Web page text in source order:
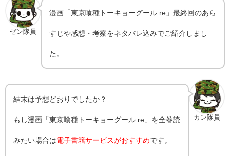
ゼン隊員
漫画「東京喰種トーキョーグール:re」最終回のあら
すじや感想・考察をネタバレ込みでご紹介しまし
た。
カン隊員
結末は予想どおりでしたか？
もし漫画「東京喰種トーキョーグール:re」を全巻読
みたい場合は電子書籍サービスがおすすめです。